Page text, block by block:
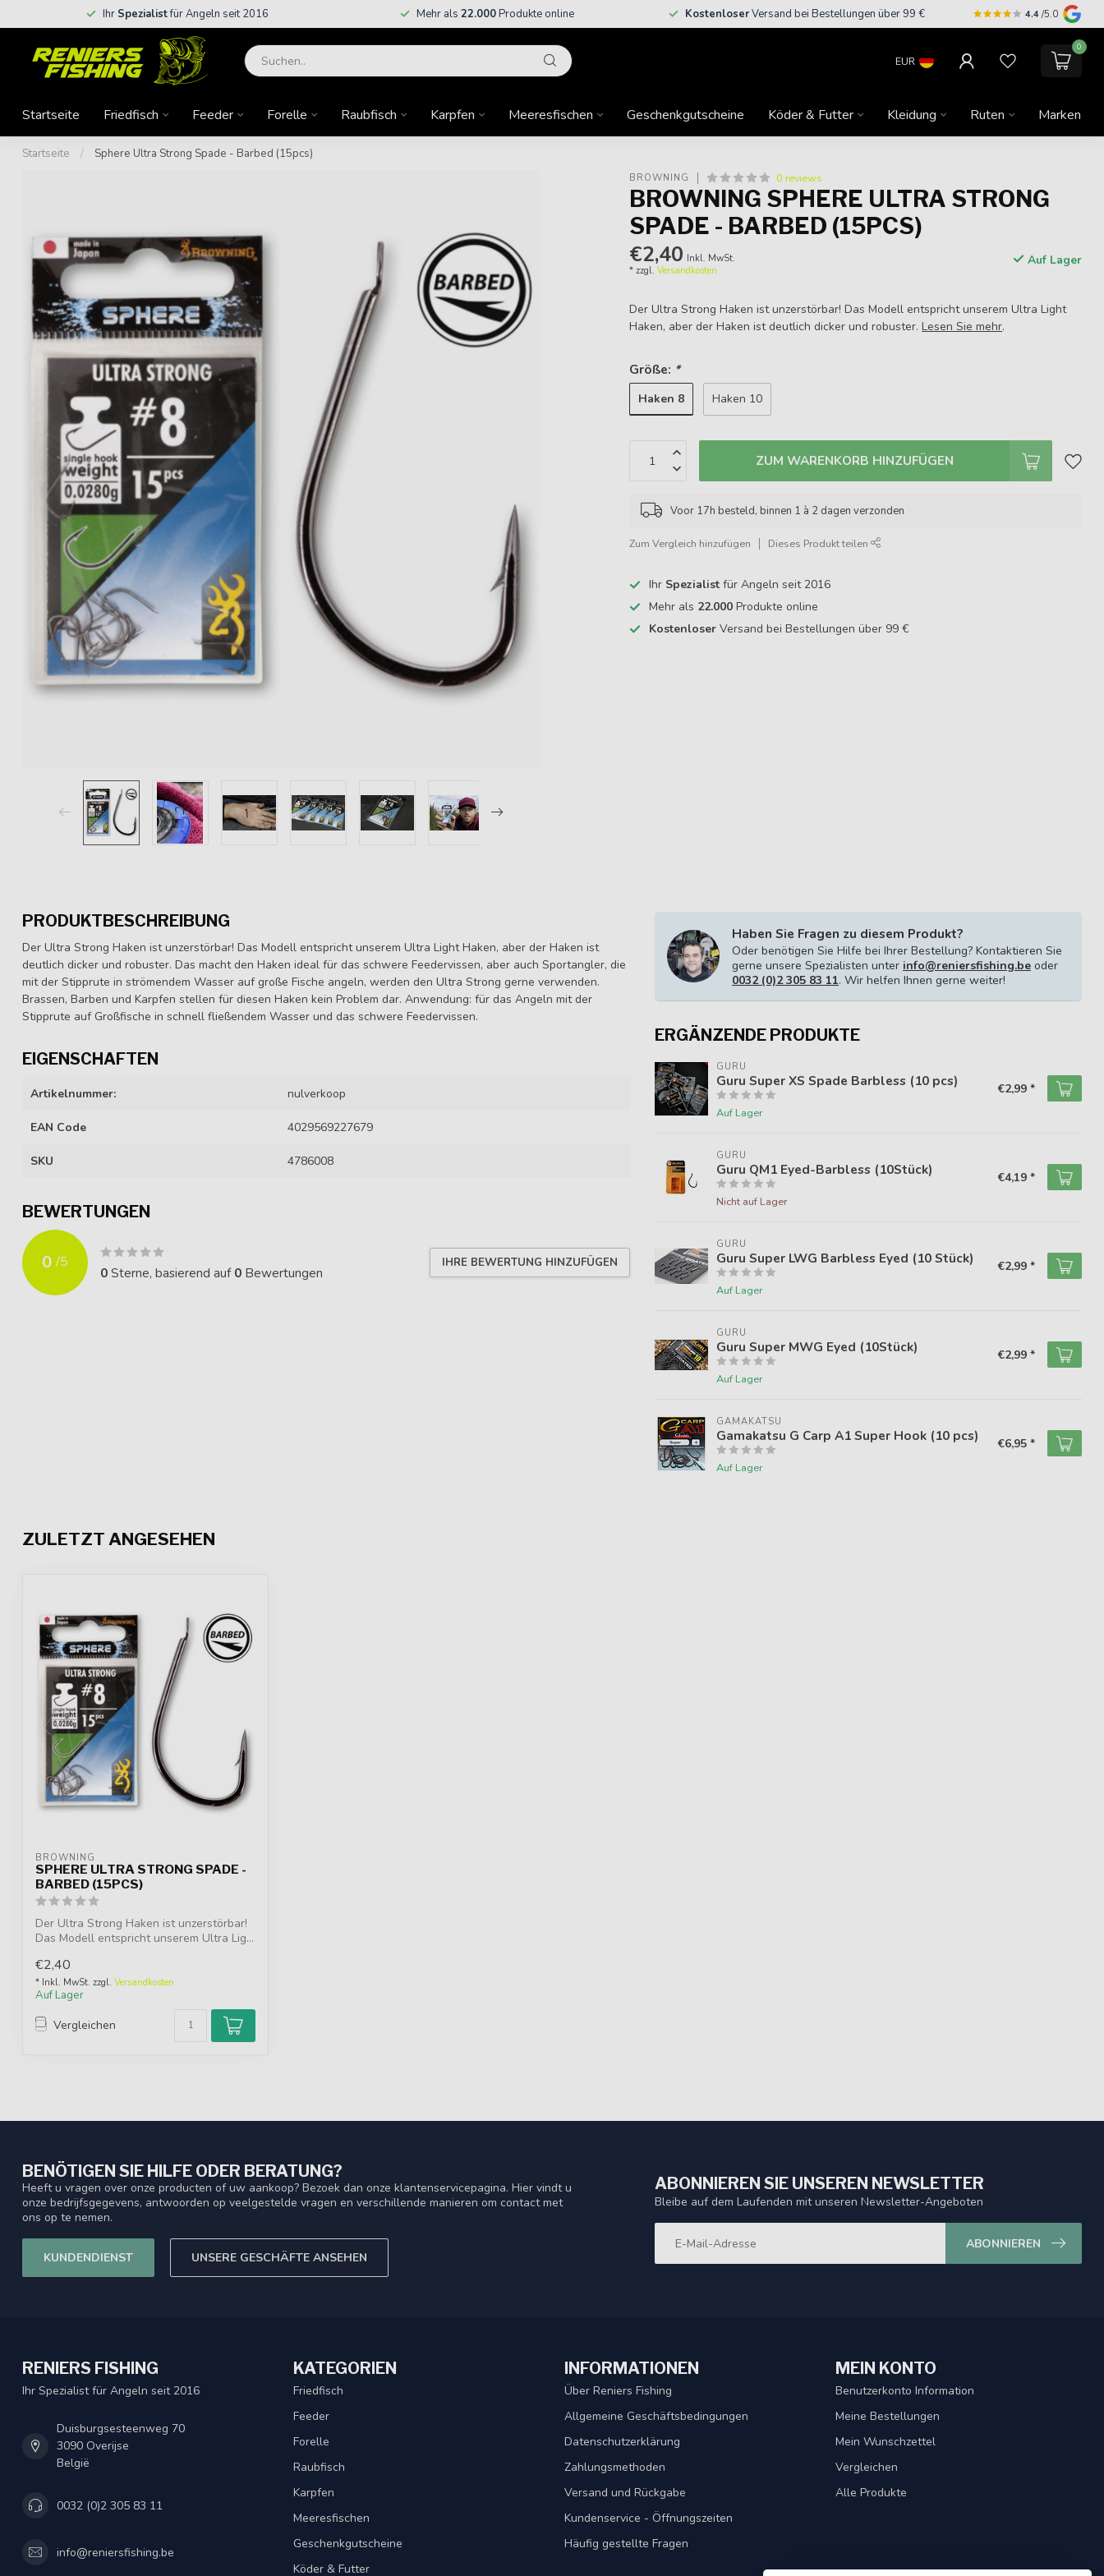
Ihr Spezialistfür Angeln seit 2016 Mehr als 22.000Produkte online KostenloserVersand bei Bestellungen über 99 € 4.4 /5.0
EUR
0
Startseite Friedfisch Feeder Forelle Raubfisch Karpfen Meeresfischen Geschenkgutscheine Köder & Futter Kleidung Ruten Marken
Startseite / Sphere Ultra Strong Spade - Barbed (15pcs)
BROWNING 0 reviews
BROWNING SPHERE ULTRA STRONG
SPADE - BARBED (15PCS)
€2,40 Inkl. MwSt.
* zzgl.Versandkosten
Auf Lager
Der Ultra Strong Haken ist unzerstörbar! Das Modell entspricht unserem Ultra Light
Haken, aber der Haken ist deutlich dicker und robuster.Lesen Sie mehr.
Größe: *
Haken 8 Haken 10
ZUM WARENKORB HINZUFÜGEN
Voor 17h besteld, binnen 1 à 2 dagen verzonden
Zum Vergleich hinzufügen Dieses Produkt teilen
Ihr Spezialist für Angeln seit 2016
Mehr als 22.000 Produkte online
Kostenloser Versand bei Bestellungen über 99 €
PRODUKTBESCHREIBUNG
Der Ultra Strong Haken ist unzerstörbar! Das Modell entspricht unserem Ultra Light Haken, aber der Haken ist
deutlich dicker und robuster. Das macht den Haken ideal für das schwere Feedervissen, aber auch Sportangler, die
mit der Stipprute in strömendem Wasser auf große Fische angeln, werden den Ultra Strong gerne verwenden.
Brassen, Barben und Karpfen stellen für diesen Haken kein Problem dar. Anwendung: für das Angeln mit der
Stipprute auf Großfische in schnell fließendem Wasser und das schwere Feedervissen.
EIGENSCHAFTEN
Artikelnummer: nulverkoop
EAN Code 4029569227679
SKU 4786008
BEWERTUNGEN
0 /5
0Sterne, basierend auf0 Bewertungen
IHRE BEWERTUNG HINZUFÜGEN
Haben Sie Fragen zu diesem Produkt?
Oder benötigen Sie Hilfe bei Ihrer Bestellung? Kontaktieren Sie
gerne unsere Spezialisten unter info@reniersfishing.be oder
0032 (0)2 305 83 11. Wir helfen Ihnen gerne weiter!
ERGÄNZENDE PRODUKTE
GURU
Guru Super XS Spade Barbless (10 pcs)
Auf Lager
€2,99 *
GURU
Guru QM1 Eyed-Barbless (10Stück)
Nicht auf Lager
€4,19 *
GURU
Guru Super LWG Barbless Eyed (10 Stück)
Auf Lager
€2,99 *
GURU
Guru Super MWG Eyed (10Stück)
Auf Lager
€2,99 *
GAMAKATSU
Gamakatsu G Carp A1 Super Hook (10 pcs)
Auf Lager
€6,95 *
ZULETZT ANGESEHEN
BROWNING
SPHERE ULTRA STRONG SPADE -
BARBED (15PCS)
Der Ultra Strong Haken ist unzerstörbar!
Das Modell entspricht unserem Ultra Lig...
€2,40
* Inkl. MwSt. zzgl. Versandkosten
Auf Lager
Vergleichen
BENÖTIGEN SIE HILFE ODER BERATUNG?
Heeft u vragen over onze producten of uw aankoop? Bezoek dan onze klantenservicepagina. Hier vindt u
onze bedrijfsgegevens, antwoorden op veelgestelde vragen en verschillende manieren om contact met
ons op te nemen.
KUNDENDIENST UNSERE GESCHÄFTE ANSEHEN
ABONNIEREN SIE UNSEREN NEWSLETTER
Bleibe auf dem Laufenden mit unseren Newsletter-Angeboten
ABONNIEREN
RENIERS FISHING
Ihr Spezialist für Angeln seit 2016
Duisburgsesteenweg 70
3090 Overijse
België
0032 (0)2 305 83 11
info@reniersfishing.be
KATEGORIEN
Friedfisch
Feeder
Forelle
Raubfisch
Karpfen
Meeresfischen
Geschenkgutscheine
Köder & Futter
INFORMATIONEN
Über Reniers Fishing
Allgemeine Geschäftsbedingungen
Datenschutzerklärung
Zahlungsmethoden
Versand und Rückgabe
Kundenservice - Öffnungszeiten
Häufig gestellte Fragen
MEIN KONTO
Benutzerkonto Information
Meine Bestellungen
Mein Wunschzettel
Vergleichen
Alle Produkte